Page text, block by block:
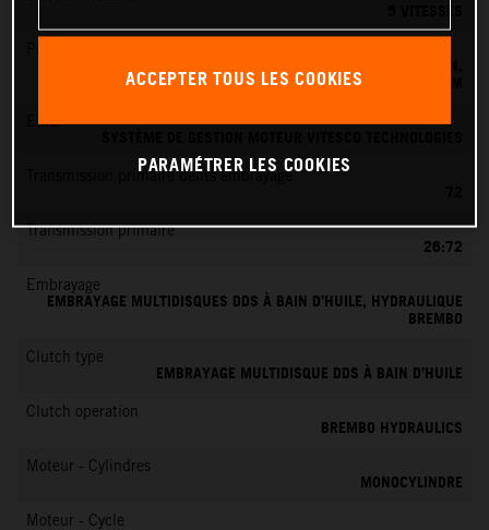
SYSTÈME D'INJECTION ÉLECTRONIQUE DE CARBURANT KEIHIN,
BOÎTIER PAPILLON 39 MM
EMS
Transmission primaire dents embrayage
Transmission primaire
26:72
Embrayage
EMBRAYAGE MULTIDISQUES DDS À BAIN D’HUILE, HYDRAULIQUE
BREMBO
Clutch type
EMBRAYAGE MULTIDISQUE DDS À BAIN D’HUILE
Clutch operation
BREMBO HYDRAULICS
Moteur - Cylindres
MONOCYLINDRE
Moteur - Cycle
ACCEPTER TOUS LES COOKIES
PARAMÉTRER LES COOKIES